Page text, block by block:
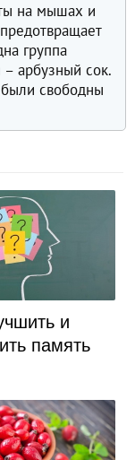
на мышах и
группа
арбузный сок.
свободны
и
память